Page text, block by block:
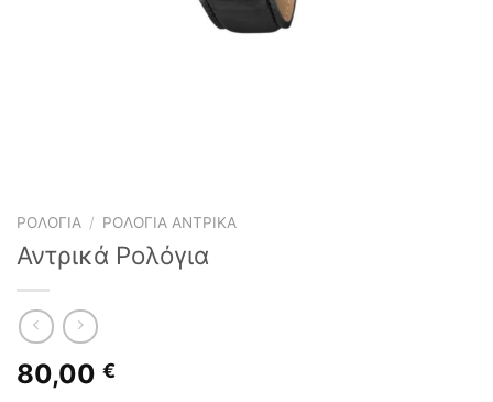
ΡΟΛΌΓΙΑ / ΡΟΛΌΓΙΑ ΑΝΤΡΙΚΆ
Αντρικά Ρολόγια
80,00 €